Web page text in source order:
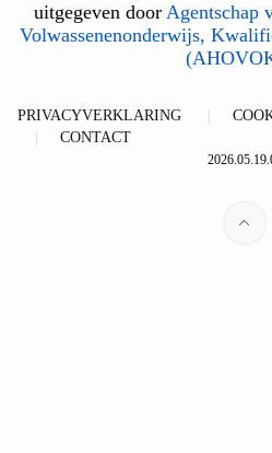
uitgegeven door Agentschap
Volwassenenonderwijs,
PRIVACYVERKLARING
CONTACT